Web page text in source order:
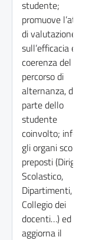
studente;
promuove
di valutazione
sull’efficacia e la
coerenza del
percorso di
alternanza, da
parte dello
studente
coinvolto;
gli organi
preposti
Scolastico,
Dipartimenti,
Collegio dei
docenti…) ed
aggiorna il